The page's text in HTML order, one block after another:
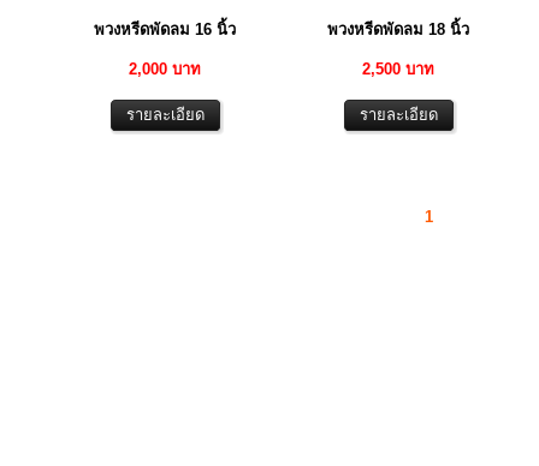
พวงหรีดพัดลม 16 นิ้ว
2,000 บาท
พวงหรีดพัดลม 18 นิ้ว
2,500 บาท
1